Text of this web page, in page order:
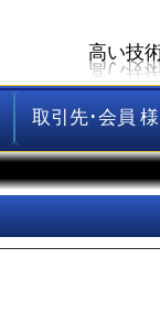
高い技
取引先･会員 様